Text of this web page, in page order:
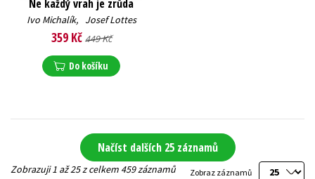
Ne každý vrah je zrůda
Ivo Michalík, Josef Lottes
359 Kč 449 Kč
Do košíku
Načíst dalších 25 záznamů
Zobraz záznamů
Zobrazuji 1 až 25 z celkem 459 záznamů